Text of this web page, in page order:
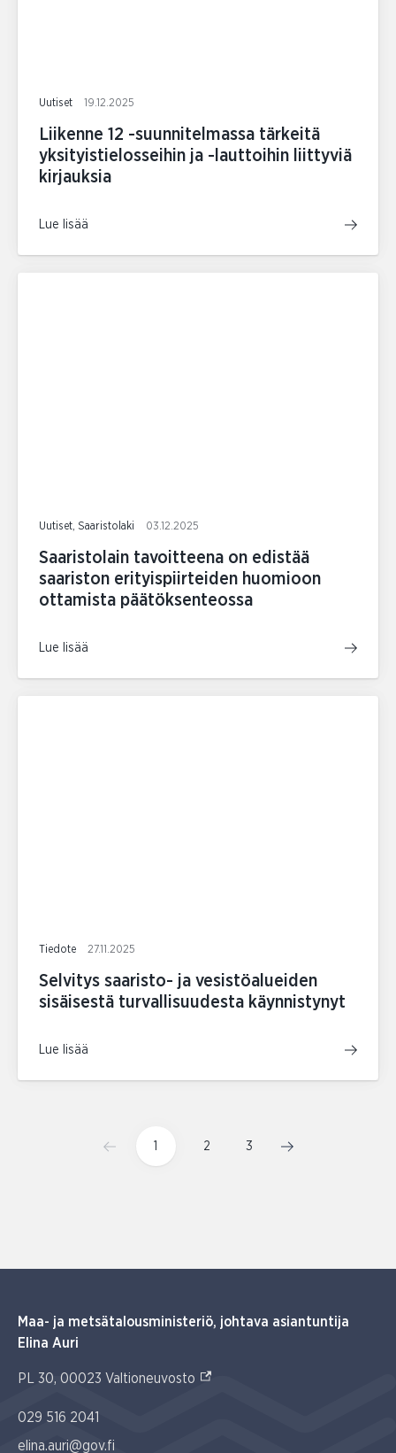
Uutiset 19.12.2025
Liikenne 12 -suunnitelmassa tärkeitä
yksityistielosseihin ja -lauttoihin liittyviä
kirjauksia
Lue lisää
Uutiset, Saaristolaki 03.12.2025
Saaristolain tavoitteena on edistää
saariston erityispiirteiden huomioon
ottamista päätöksenteossa
Lue lisää
Tiedote 27.11.2025
Selvitys saaristo- ja vesistöalueiden
sisäisestä turvallisuudesta käynnistynyt
Lue lisää
1 2 3
Maa- ja metsätalousministeriö, johtava asiantuntija
Elina Auri
PL 30, 00023 Valtioneuvosto (Ulkoinen linkki)
029 516 2041
elina.auri@gov.fi